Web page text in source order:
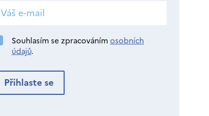
Souhlasím se zpracováním osobních
údajů.